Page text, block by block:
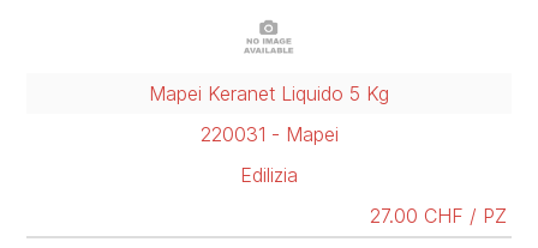
Mapei Keranet Liquido 5 Kg
220031 - Mapei
Edilizia
27.00 CHF / PZ